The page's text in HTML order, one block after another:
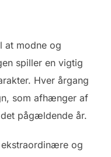
at modne og
spiller en vigtig
Hver årgang
som afhænger af
pågældende år.
og